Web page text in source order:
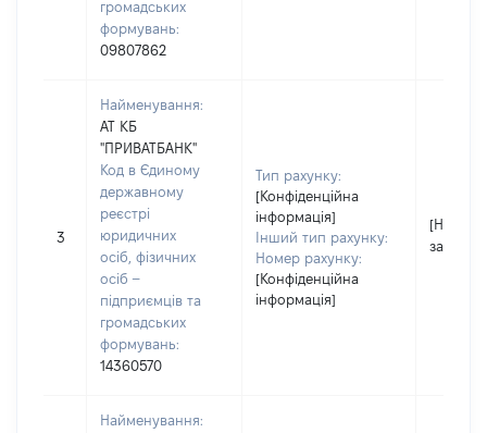
громадських
формувань:
09807862
3
Найменування:
АТ КБ
"ПРИВАТБАНК"
Код в Єдиному
державному
реєстрі
юридичних
осіб, фізичних
осіб –
підприємців та
громадських
формувань:
14360570
Тип рахунку:
[Конфіденційна
інформація]
Інший тип рахунку:
Номер рахунку:
[Конфіденційна
інформація]
[Не
Найменування: